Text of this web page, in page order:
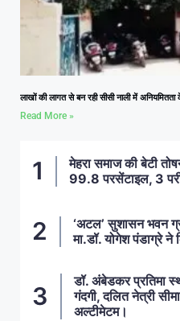
लाखों की लागत से बन रही सीसी नाली में
Read More »
मेहरा समाज की बेटी
99.8 परसेंटाइल, 3
‘अटल’ सुशासन भवन
मा.डॉ. योगेश पंडाग्रे ने
डॉ. अंबेडकर प्रतिमा
गंदगी, दलित नेत्री
अल्टीमेटम।